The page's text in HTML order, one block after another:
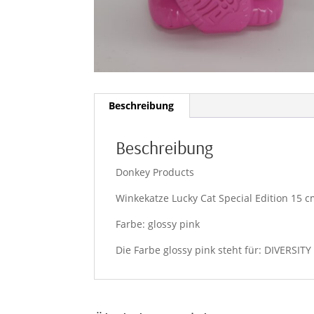
Beschreibung
Beschreibung
Donkey Products
Winkekatze Lucky Cat Special Edition 15
Farbe: glossy pink
Die Farbe glossy pink steht für: DIVERSITY